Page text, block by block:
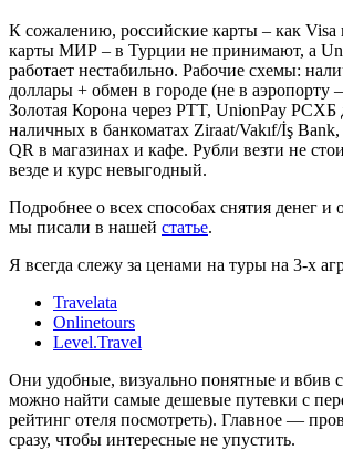
К сожалению, российские карты – как Visa
карты МИР – в Турции не принимают, а
работает нестабильно. Рабочие схемы:
доллары + обмен в городе (не в аэропорту
Золотая Корона через PTT, UnionPay РСХБ
наличных в банкоматах Ziraat/Vakıf/İş
QR в магазинах и кафе. Рубли везти не
везде и курс невыгодный.
Подробнее о всех способах снятия денег
мы писали в нашей статье.
Я всегда слежу за ценами на туры на 3-х
Travelata
Onlinetours
Level.Travel
Они удобные, визуально понятные и вбив
можно найти самые дешевые путевки с
рейтинг отеля посмотреть). Главное —
сразу, чтобы интересные не упустить.